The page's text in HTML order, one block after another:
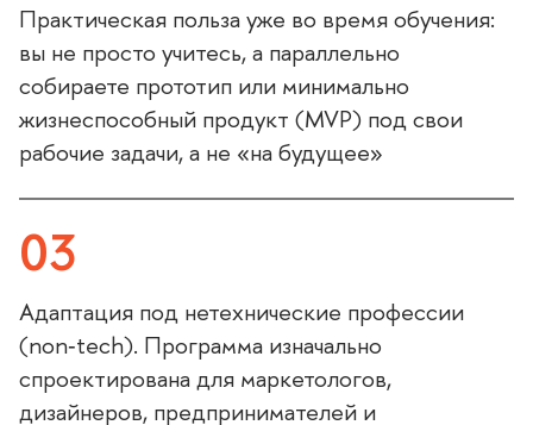
Практическая польза уже во время обучения:
ы не просто учитесь, а параллельно
собираете прототип или минимально
жизнеспособный продукт (MVP) под свои
рабочие задачи, а не «на будущее»
03
Адаптация под нетехнические профессии
(non‑tech). Программа изначально
спроектирована для маркетологов,
дизайнеров, предпринимателей и